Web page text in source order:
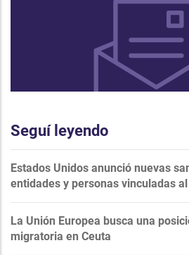
Seguí leyendo
Estados Unidos anunció nuevas
entidades y personas vinculadas
La Unión Europea busca una
migratoria en Ceuta